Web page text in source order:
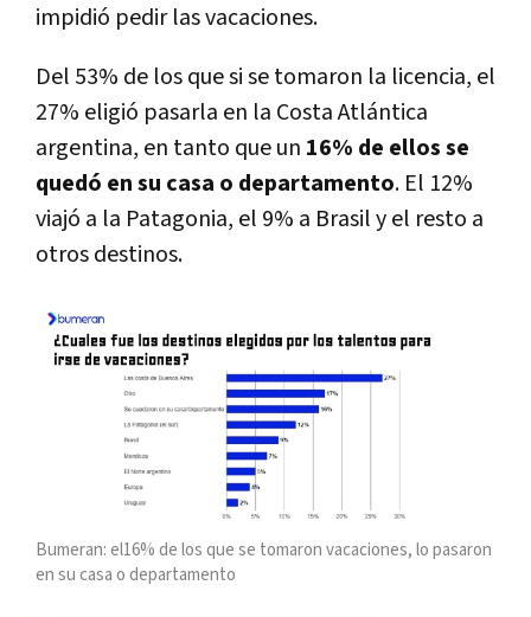
impidió pedir las vacaciones.
Del 53% de los que si se tomaron la licencia, el
27% eligió pasarla en la Costa Atlántica
argentina, en tanto que un 16% de ellos se
quedó en su casa o departamento. El 12%
viajó a la Patagonia, el 9% a Brasil y el resto a
otros destinos.
Bumeran: el16% de los que se tomaron vacaciones, lo pasaron
en su casa o departamento